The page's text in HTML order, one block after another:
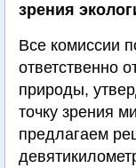
зрения
Все комиссии
ответственно
природы,
точку зрения
предлагаем